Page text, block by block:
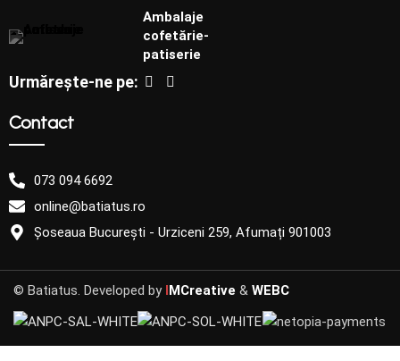
Ambalaje
cofetărie-
patiserie
Urmărește-ne pe:
Contact
073 094 6692
online@batiatus.ro
Șoseaua București - Urziceni 259, Afumați 901003
© Batiatus. Developed by IMCreative & WEBC